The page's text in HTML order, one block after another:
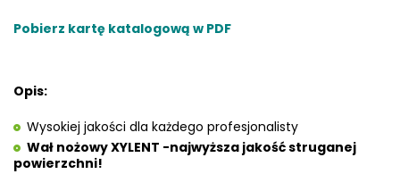
Pobierz kartę katalogową w PDF
Opis:
Wysokiej jakości dla każdego profesjonalisty
Wał nożowy XYLENT -najwyższa jakość struganej
powierzchni!